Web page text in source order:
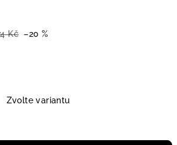
Kč –20 %
Zvolte variantu